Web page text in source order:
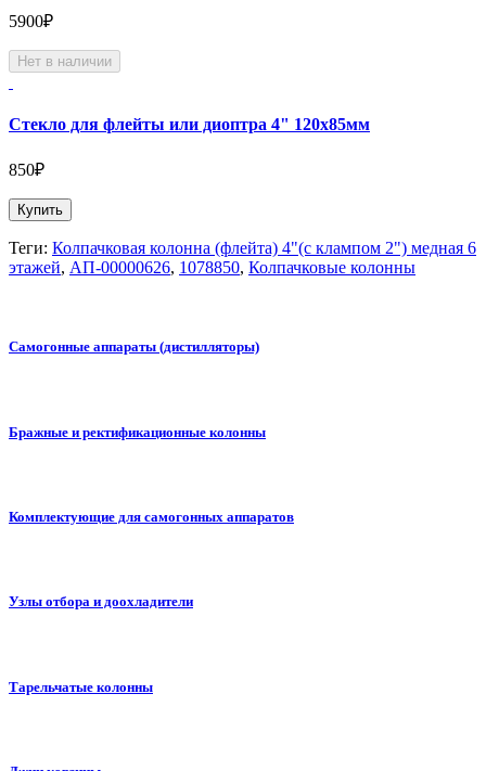
5900₽
Нет в наличии
Стекло для флейты или диоптра 4" 120х85мм
850₽
Купить
Теги: Колпачковая колонна (флейта) 4"(с клампом 2") медная 6
этажей, АП-00000626, 1078850, Колпачковые колонны
Самогонные аппараты (дистилляторы)
Бражные и ректификационные колонны
Комплектующие для самогонных аппаратов
Узлы отбора и доохладители
Тарельчатые колонны